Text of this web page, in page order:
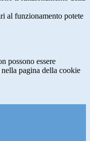
al funzionamento potete
possono essere
pagina della cookie